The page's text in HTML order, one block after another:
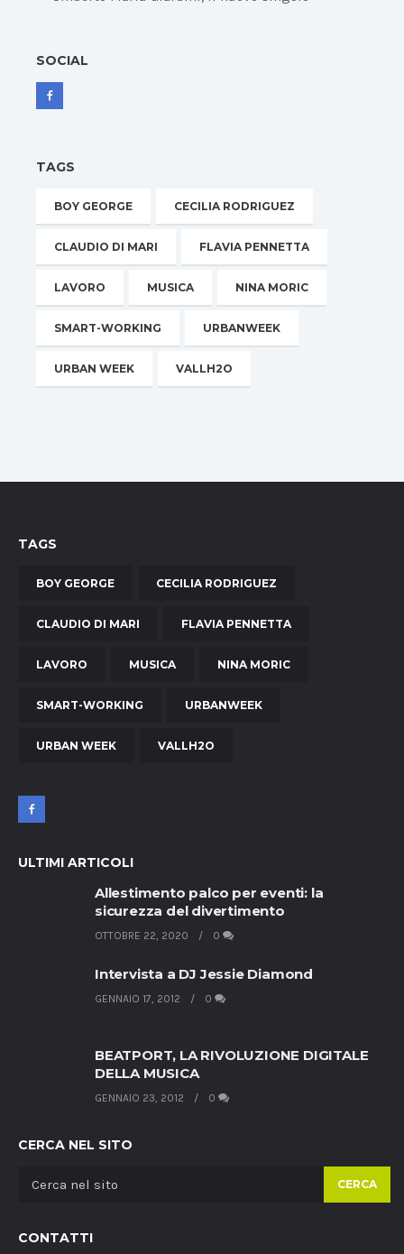
SOCIAL
TAGS
BOY GEORGE CECILIA RODRIGUEZ
CLAUDIO DI MARI FLAVIA PENNETTA
LAVORO MUSICA NINA MORIC
SMART-WORKING URBANWEEK
URBAN WEEK VALLH2O
TAGS
BOY GEORGE CECILIA RODRIGUEZ
CLAUDIO DI MARI FLAVIA PENNETTA
LAVORO MUSICA NINA MORIC
SMART-WORKING URBANWEEK
URBAN WEEK VALLH2O
ULTIMI ARTICOLI
Allestimento palco per eventi: la
sicurezza del divertimento
OTTOBRE 22, 2020 0
Intervista a DJ Jessie Diamond
GENNAIO 17, 2012 0
BEATPORT, LA RIVOLUZIONE DIGITALE
DELLA MUSICA
GENNAIO 23, 2012 0
CERCA NEL SITO
CERCA
CONTATTI